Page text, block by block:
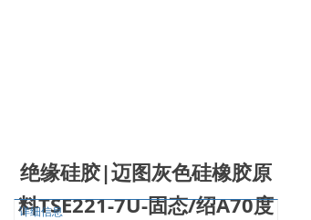
详细信息
绝缘硅胶|迈图灰色硅橡胶原
料TSE221-7U-固态/绍A70度